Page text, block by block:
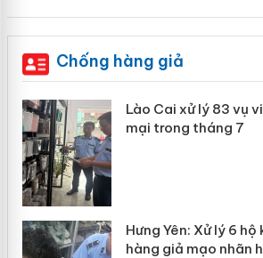
Chống hàng giả
Lào Cai xử lý 83 vụ
mại trong tháng 7
Hưng Yên: Xử lý 6
hàng giả mạo nhãn